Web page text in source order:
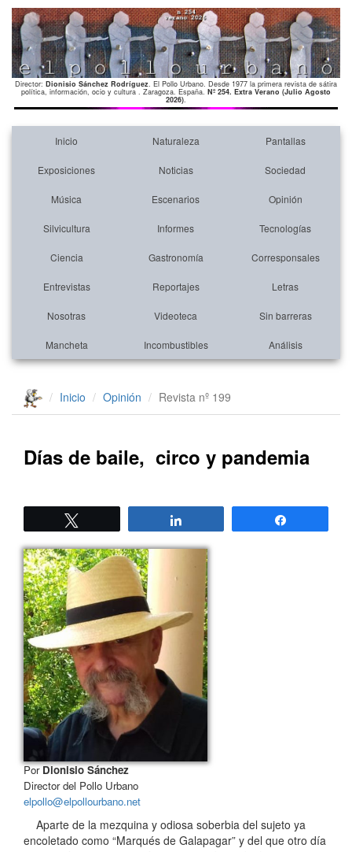
Director: Dionisio Sánchez Rodríguez. El Pollo Urbano. Desde 1977 la primera revista de sátira
política, información, ocio y cultura . Zaragoza. España. Nº 254. Extra Verano (Julio Agosto
2026).
Inicio Naturaleza Pantallas
Exposiciones Noticias Sociedad
Música Escenarios Opinión
Silvicultura Informes Tecnologías
Ciencia Gastronomía Corresponsales
Entrevistas Reportajes Letras
Nosotras Videoteca Sin barreras
Mancheta Incombustibles Análisis
Inicio Opinión Revista nº 199
Días de baile, circo y pandemia
PorDionisio Sánchez
Director del Pollo Urbano
elpollo@elpollourbano.net
Aparte de la mezquina y odiosa soberbia del sujeto ya
encoletado como “Marqués de Galapagar” y del que otro día